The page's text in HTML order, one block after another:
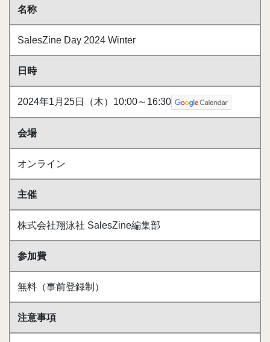
名称
SalesZine Day 2024 Winter
日時
2024年1月25日（木）10:00～16:30
会場
オンライン
主催
株式会社翔泳社 SalesZine編集部
参加費
無料（事前登録制）
注意事項